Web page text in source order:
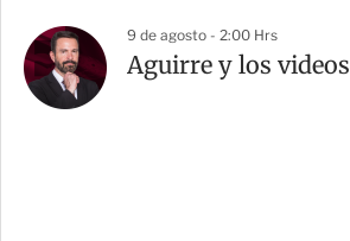
9 de agosto - 2:00 Hrs
Aguirre y los videos